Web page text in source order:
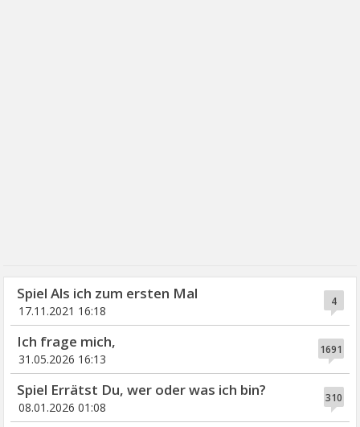
4
Spiel Als ich zum ersten Mal
17.11.2021 16:18
1691
Ich frage mich,
31.05.2026 16:13
310
Spiel Errätst Du, wer oder was ich bin?
08.01.2026 01:08